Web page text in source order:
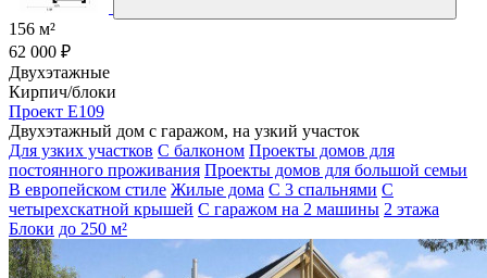
156 м²
62 000 ₽
Двухэтажные
Кирпич/блоки
Проект E109
Двухэтажный дом с гаражом, на узкий участок
Для узких участков С балконом Проекты домов для
постоянного проживания Проекты домов для большой семьи
В европейском стиле Жилые дома С 3 спальнями С
четырехскатной крышей С гаражом на 2 машины 2 этажа
Блоки до 250 м²